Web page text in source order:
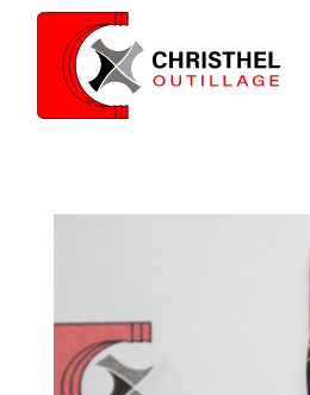
Contact